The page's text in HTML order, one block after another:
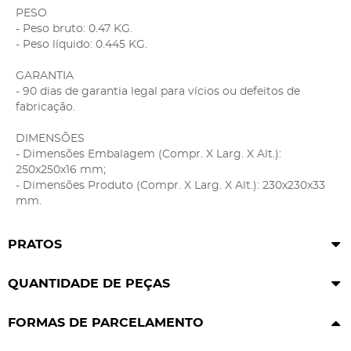
PESO
- Peso bruto: 0.47 KG.
- Peso líquido: 0.445 KG.
GARANTIA
- 90 dias de garantia legal para vícios ou defeitos de
fabricação.
DIMENSÕES
- Dimensões Embalagem (Compr. X Larg. X Alt.):
250x250x16 mm;
- Dimensões Produto (Compr. X Larg. X Alt.): 230x230x33
mm.
PRATOS
QUANTIDADE DE PEÇAS
FORMAS DE PARCELAMENTO